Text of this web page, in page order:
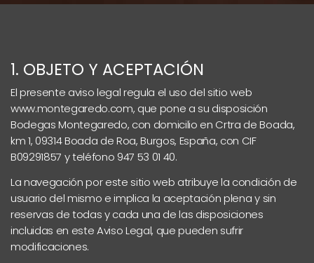
1. OBJETO Y ACEPTACIÓN
El presente aviso legal regula el uso del sitio web
www.montegaredo.com, que pone a su disposición
Bodegas Montegaredo, con domicilio en Crtra de Boada,
km 1, 09314 Boada de Roa, Burgos, España, con CIF
B09291857 y teléfono 947 53 01 40.
La navegación por este sitio web atribuye la condición de
usuario del mismo e implica la aceptación plena y sin
reservas de todas y cada una de las disposiciones
incluidas en este Aviso Legal, que pueden sufrir
modificaciones.